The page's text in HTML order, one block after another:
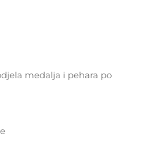
medalja i pehara po